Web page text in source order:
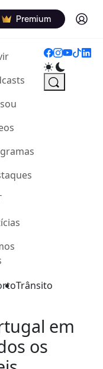
Premium Log in
(current)
Trânsito
em
os